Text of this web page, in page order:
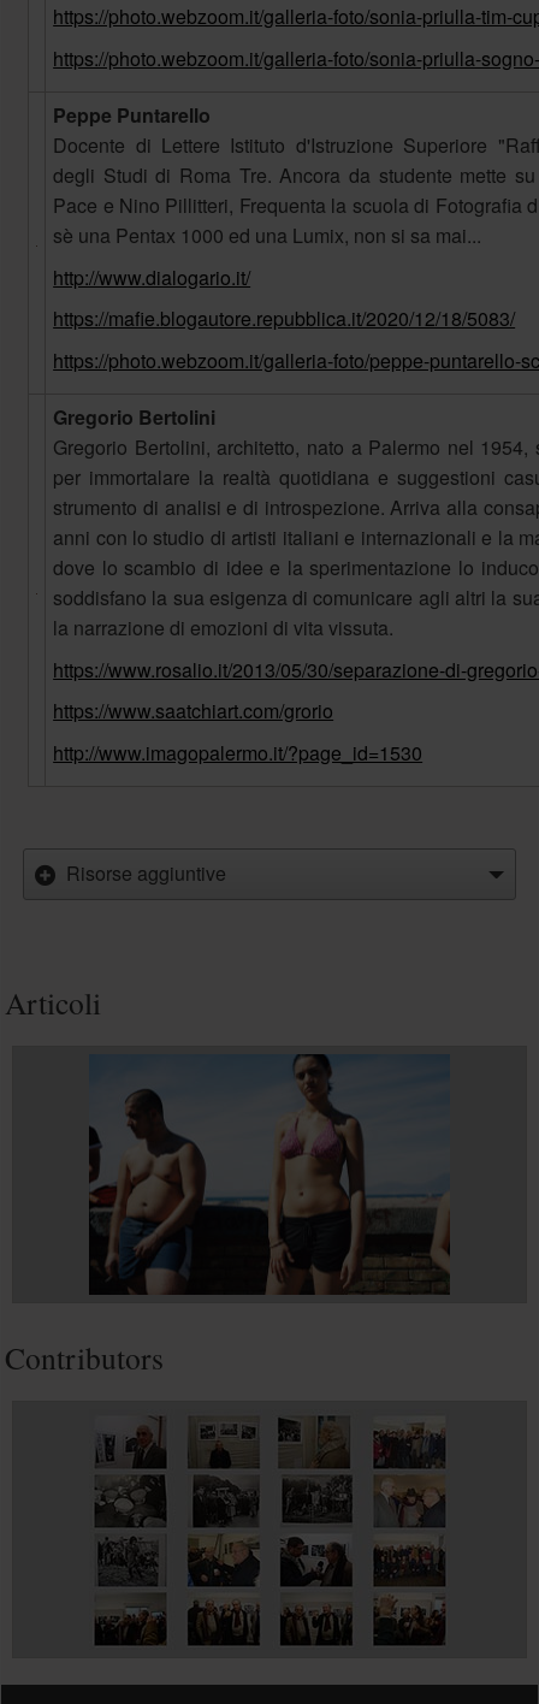
https://photo.webzoom.it/galleria-foto/sonia-priulla-tim-
https://photo.webzoom.it/galleria-foto/sonia-priulla-
Peppe Puntarello
Docente di Lettere Istituto d'Istruzione Superiore
degli Studi di Roma Tre. Ancora da studente mette
Pace e Nino Pillitteri, Frequenta la scuola di Fotografia
sè una Pentax 1000 ed una Lumix, non si sa mai...
http://www.dialogario.it/
https://mafie.blogautore.repubblica.it/2020/12/18/5083/
https://photo.webzoom.it/galleria-foto/peppe-puntarello-
Gregorio Bertolini
Gregorio Bertolini, architetto, nato a Palermo nel
per immortalare la realtà quotidiana e suggestioni
strumento di analisi e di introspezione. Arriva alla
anni con lo studio di artisti italiani e internazionali e la
dove lo scambio di idee e la sperimentazione lo
soddisfano la sua esigenza di comunicare agli altri la
la narrazione di emozioni di vita vissuta.
https://www.rosalio.it/2013/05/30/separazione-di-
https://www.saatchiart.com/grorio
http://www.imagopalermo.it/?page_id=1530
Risorse aggiuntive
Articoli
Contributors